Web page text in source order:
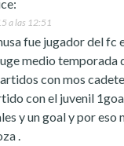
a las 12:51
fue jugador del fc
medio temporada
con mos
con el juvenil
y un goal y por eso
.